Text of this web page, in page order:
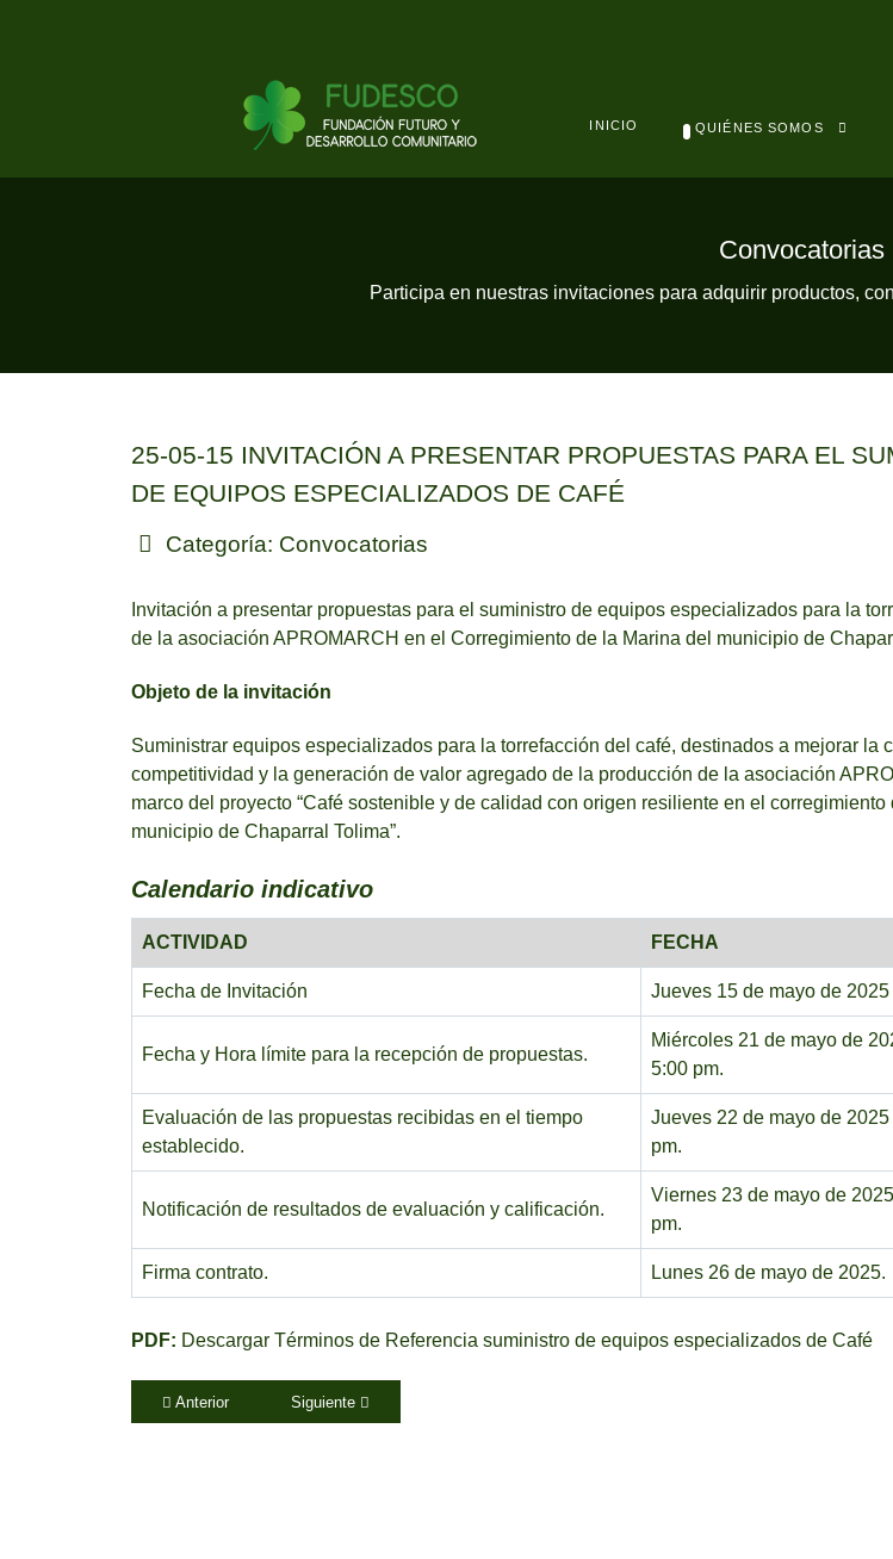
INICIO QUIÉNES SOMOS
Convocatorias
Participa en nuestras invitaciones para adquirir productos,
25-05-15 INVITACIÓN A PRESENTAR PROPUESTAS PARA EL
DE EQUIPOS ESPECIALIZADOS DE CAFÉ
Categoría: Convocatorias
Invitación a presentar propuestas para el suministro de equipos especializados para la
de la asociación APROMARCH en el Corregimiento de la Marina del municipio de
Objeto de la invitación
Suministrar equipos especializados para la torrefacción del café, destinados a mejorar la
competitividad y la generación de valor agregado de la producción de la asociación
marco del proyecto “Café sostenible y de calidad con origen resiliente en el corregimiento
municipio de Chaparral Tolima”.
Calendario indicativo
ACTIVIDAD FECHA
Fecha de Invitación Jueves 15 de mayo de 2025
Fecha y Hora límite para la recepción de propuestas.
Miércoles 21 de mayo de
5:00 pm.
Evaluación de las propuestas recibidas en el tiempo
establecido.
Jueves 22 de mayo de
pm.
Notificación de resultados de evaluación y calificación.
Viernes 23 de mayo de
pm.
Firma contrato. Lunes 26 de mayo de 2025.
PDF: Descargar Términos de Referencia suministro de equipos especializados de Café
Artículo anterior: 25-09-25 Invitación a presentar propuestas para el suministro de un secador mecánico
Anterior Artículo siguiente: 25-03-07 Tercer Comité Técnico de Implementación del Proyecto IC
Siguiente